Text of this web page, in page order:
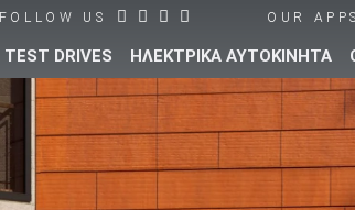
FOLLOW US OUR APPS
TEST DRIVES ΗΛΕΚΤΡΙΚΑ ΑΥΤΟΚΙΝΗΤΑ